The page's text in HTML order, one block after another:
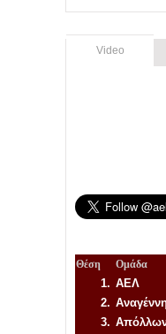
Video
Θέση Ομάδα
1. ΑΕΛ
2.
3.